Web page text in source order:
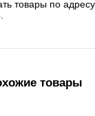
товары по адресу
товары